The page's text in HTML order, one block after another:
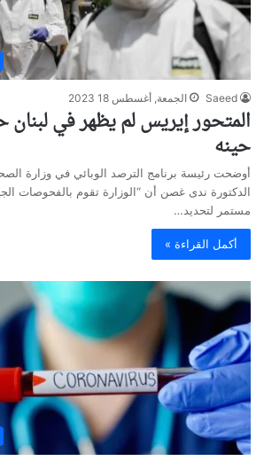
Saeed الجمعة, أغسطس 18 2023
المتحور إيريس لم يظهر في
حينه
أوضحت رئيسة برنامج الترصد الوبائي في وزارة
الدكتورة ندى غصن أن “الوزارة تقوم بالفحوصات
مستمر لتحديد…
أكمل القراءة »